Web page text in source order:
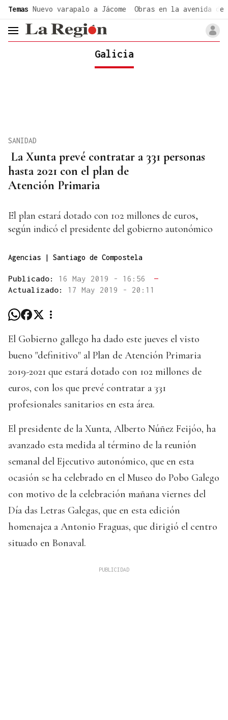
Temas Nuevo varapalo a Jácome Obras en la avenida de
header.menu.open
Galicia
La Xunta prevé contratar a 331 personas
hasta 2021 con el plan de
Atención Primaria
SANIDAD
El plan estará dotado con 102 millones de euros,
según indicó el presidente del gobierno autonómico
Agencias | Santiago de Compostela
Publicado: 16 May 2019 - 16:56
—
Actualizado: 17 May 2019 - 20:11
El Gobierno gallego ha dado este jueves el visto
bueno "definitivo" al Plan de Atención Primaria
2019-2021 que estará dotado con 102 millones de
euros, con los que prevé contratar a 331
profesionales sanitarios en esta área.
El presidente de la Xunta, Alberto Núñez Feijóo, ha
avanzado esta medida al término de la reunión
semanal del Ejecutivo autonómico, que en esta
ocasión se ha celebrado en el Museo do Pobo Galego
con motivo de la celebración mañana viernes del
Día das Letras Galegas, que en esta edición
homenajea a Antonio Fraguas, que dirigió el centro
situado en Bonaval.